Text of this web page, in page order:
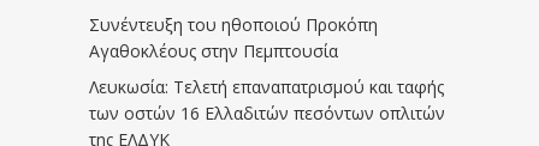
Συνέντευξη του ηθοποιού Προκόπη
Αγαθοκλέους στην Πεμπτουσία
Λευκωσία: Τελετή επαναπατρισμού και ταφής
των οστών 16 Ελλαδιτών πεσόντων οπλιτών
της ΕΛΔΥΚ